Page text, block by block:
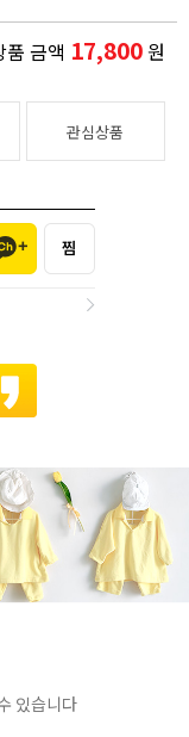
품 금액 17,800원
관심상품
있습니다